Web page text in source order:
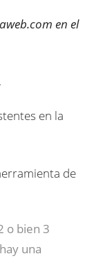
en el
en la
de
o bien 3
una